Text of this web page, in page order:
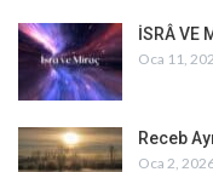
İSRÂ VE
Oca 11,
Receb
Oca 2,